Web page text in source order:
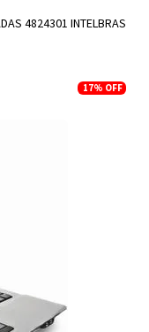
4824301 INTELBRAS
17% OFF